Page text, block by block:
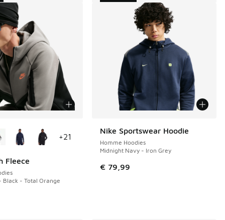
Fleece
Black - Total Orange
+21
Nike Sportswear Hoodie
Homme Hoodies
Midnight Navy - Iron Grey
€ 79,99
NOUVEAU